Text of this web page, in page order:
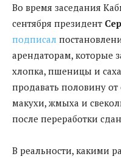
Во время заседания
сентября президент
подписал
арендаторам, которые
хлопка, пшеницы и
продавать половину
макухи, жмыха и
после переработки
В реальности, какими